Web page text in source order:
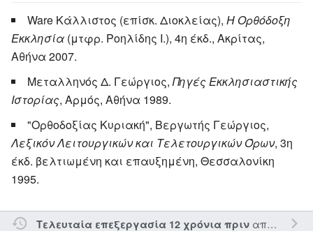
Ware Κάλλιστος (επίσκ. Διοκλείας), Η Ορθόδοξη
Εκκλησία (μτφρ. Ροηλίδης Ι.), 4η έκδ., Ακρίτας,
Αθήνα 2007.
Μεταλληνός Δ. Γεώργιος, Πηγές Εκκλησιαστικής
Ιστορίας, Αρμός, Αθήνα 1989.
"Ορθοδοξίας Κυριακή", Βεργωτής Γεώργιος,
Λεξικόν Λειτουργικών και Τελετουργικών Όρων, 3η
έκδ. βελτιωμένη και επαυξημένη, Θεσσαλονίκη
1995.
Τελευταία επεξεργασία 12 χρόνια πριναπό τον την